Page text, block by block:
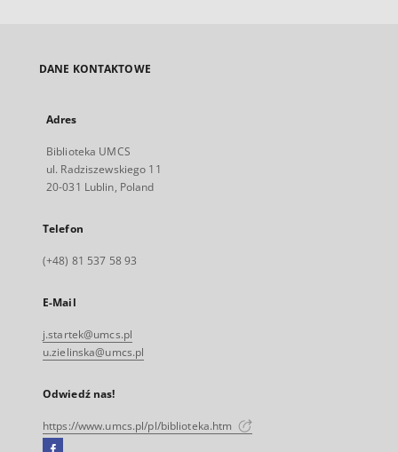
DANE KONTAKTOWE
Adres
Biblioteka UMCS
ul. Radziszewskiego 11
20-031 Lublin, Poland
Telefon
(+48) 81 537 58 93
E-Mail
j.startek@umcs.pl
u.zielinska@umcs.pl
Odwiedź nas!
https://www.umcs.pl/pl/biblioteka.htm
Facebook